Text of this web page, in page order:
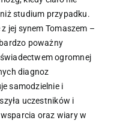
niż studium przypadku.
jej synem Tomaszem –
poważny
ogromnej
diagnoz
samodzielnie i
uczestników i
oraz wiary w